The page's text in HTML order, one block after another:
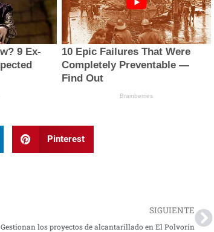
Pinterest
SIGUIENTE
Gestionan los proyectos de alcantarillado en El Polvorín